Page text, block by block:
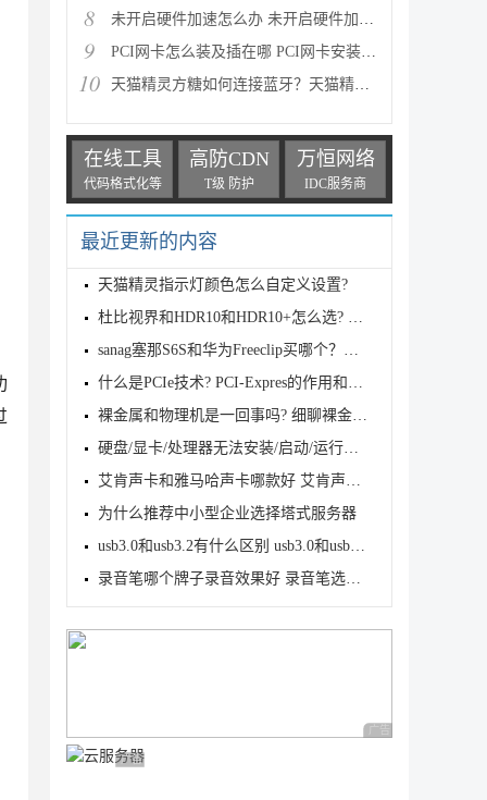
8 未开启硬件加速怎么办 未开启硬件加速的解决方法(最新
9 PCI网卡怎么装及插在哪 PCI网卡安装使用图文教程
10 天猫精灵方糖如何连接蓝牙？天猫精灵方糖连接蓝牙的方
在线工具
代码格式化等
高防CDN
T级 防护
万恒网络
IDC服务商
最近更新的内容
天猫精灵指示灯颜色怎么自定义设置?
杜比视界和HDR10和HDR10+怎么选? HDR格式区别介绍
sanag塞那S6S和华为Freeclip买哪个？华为Freeclip对比
什么是PCIe技术? PCI-Expres的作用和优势
裸金属和物理机是一回事吗? 细聊裸金属服务器和物理机
硬盘/显卡/处理器无法安装/启动/运行黑悟空怎么办? 黑
艾肯声卡和雅马哈声卡哪款好 艾肯声卡和雅马哈声卡对
为什么推荐中小型企业选择塔式服务器
usb3.0和usb3.2有什么区别 usb3.0和usb3.2对比介绍
录音笔哪个牌子录音效果好 录音笔选择推荐
广告 商业广告，理性
广告 商业广告，理性选择